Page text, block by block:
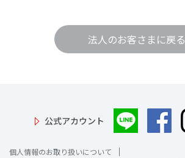
法人のお客さまに戻る
公式アカウント
個人情報のお取り扱いについて